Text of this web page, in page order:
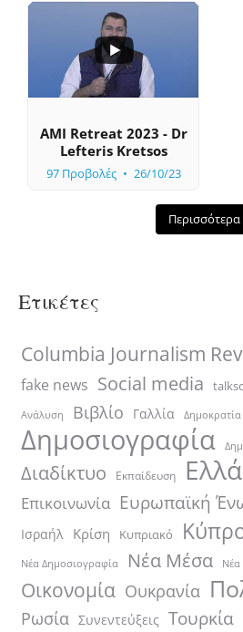
0
AMI Retreat 2023 - Dr
Lefteris Kretsos
97 Προβολές 26/10/23
Περισσότερα
Ετικέτες
Columbia Journalism
fake news Social media
Ανάλυση Βιβλίο Γαλλία Δημοκρατία
Δημοσιογραφία
Διαδίκτυο Εκπαίδευση
Επικοινωνία Ευρωπαϊκή
Ισραήλ Κρίση Κυπριακό
Νέα Δημοσιογραφία Νέα Μέσα Νέα
Οικονομία Ουκρανία
Ρωσία Συνεντεύξεις Τουρκία